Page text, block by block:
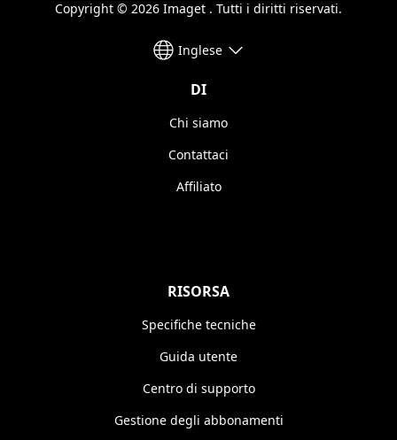
Copyright © 2026 Imaget . Tutti i diritti riservati.
Inglese
DI
Chi siamo
Contattaci
Affiliato
RISORSA
Specifiche tecniche
Guida utente
Centro di supporto
Gestione degli abbonamenti